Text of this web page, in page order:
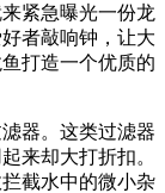
紧急曝光一份龙
者敲响钟，让大
打造一个优质的
器。这类过滤器
来却大打折扣。
截水中的微小杂